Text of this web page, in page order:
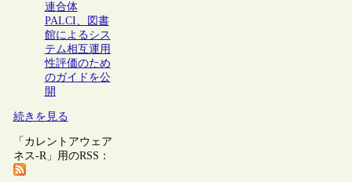
連合体
PALCI、図書
館によるシス
テム相互運用
性評価のため
のガイドを公
開
続きを見る
「カレントアウェア
ネス-R」用のRSS：